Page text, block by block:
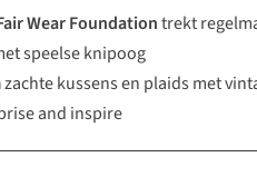
Wear Foundationtrekt
speelse knipoog
zachte kussens en plaids met
and inspire